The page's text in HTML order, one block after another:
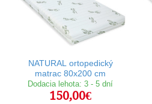
NATURAL ortopedický
matrac 80x200 cm
Dodacia lehota: 3 - 5 dní
150,00€